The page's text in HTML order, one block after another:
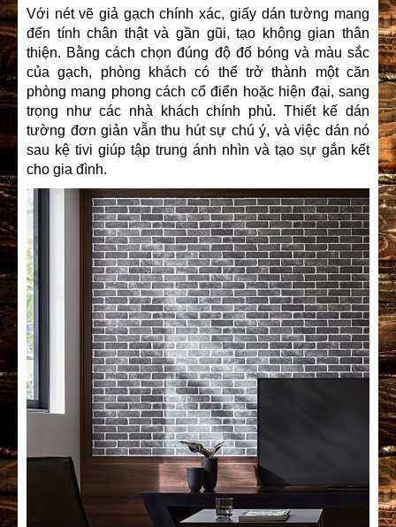
Với nét vẽ giả gạch chính xác, giấy dán tường mang
đến tính chân thật và gần gũi, tạo không gian thân
thiện. Bằng cách chọn đúng độ đổ bóng và màu sắc
của gạch, phòng khách có thể trở thành một căn
phòng mang phong cách cổ điển hoặc hiện đại, sang
trọng như các nhà khách chính phủ. Thiết kế dán
tường đơn giản vẫn thu hút sự chú ý, và việc dán nó
sau kệ tivi giúp tập trung ánh nhìn và tạo sự gắn kết
cho gia đình.